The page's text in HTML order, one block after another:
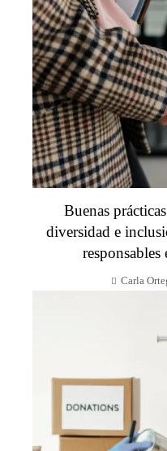
Buenas
diversidad e
Carla